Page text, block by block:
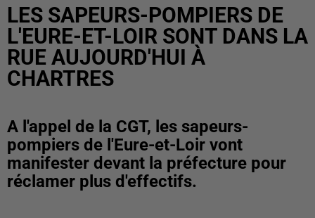
LES SAPEURS-POMPIERS DE
L'EURE-ET-LOIR SONT DANS LA
RUE AUJOURD'HUI À
CHARTRES
A l'appel de la CGT, les sapeurs-
pompiers de l'Eure-et-Loir vont
manifester devant la préfecture pour
réclamer plus d'effectifs.